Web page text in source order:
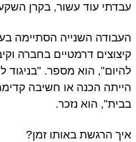
עבדתי עוד עשור, בקרן
העבודה השנייה הסתיימה
קיצוצים דרמטיים בחברה
להיום", הוא מספר.
הייתה הכנה או חשיבה
בבית", הוא נזכר.
איך הרגשת באותו זמן?